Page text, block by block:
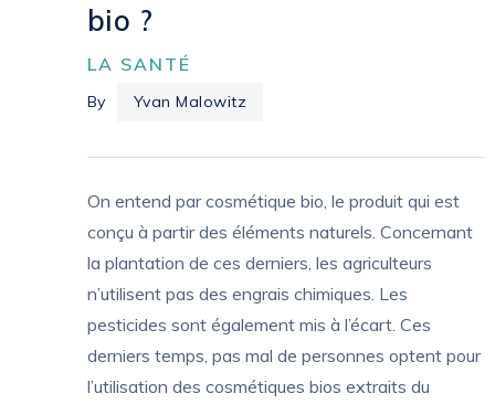
bio ?
LA SANTÉ
By Yvan Malowitz
On entend par cosmétique bio, le produit qui est
conçu à partir des éléments naturels. Concernant
la plantation de ces derniers, les agriculteurs
n’utilisent pas des engrais chimiques. Les
pesticides sont également mis à l’écart. Ces
derniers temps, pas mal de personnes optent pour
l’utilisation des cosmétiques bios extraits du